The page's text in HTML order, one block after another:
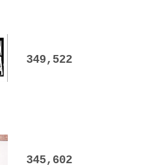
349,522
345,602